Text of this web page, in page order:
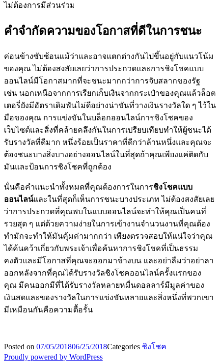
ไม่ต้องการมีส่วนร่วม
คำจำกัดความของโอกาสที่ดีในการชนะ
ค่อนข้างซับซ้อนแม้ว่าและอาจแตกต่างกันไปขึ้นอยู่กับแนวโน้ม
ของคุณ ไม่ต้องสงสัยเลยว่าการประกวดและการชิงโชคแบบ
ออนไลน์มีโอกาสมากที่จะชนะมากกว่าการจับสลากของรัฐ
เช่น นอกเหนือจากการเรียกเก็บเงินจากกระเป๋าของคุณแล้วล็อต
เตอรี่ยังมีอัตราเดิมพันไม่ดีอย่างน่าขันที่วางเงินรางวัลใด ๆ ไว้ใน
มือของคุณ การแข่งขันในบล็อกออนไลน์การชิงโชคของ
เว็บไซต์และสิ่งที่คล้ายคลึงกันในการเปรียบเทียบทำให้ผู้ชนะได้
รับรางวัลที่ดีมาก หนึ่งร้อยเป็นราคาที่ดีกว่าล้านหนึ่งและคุณจะ
ต้องชนะบางสิ่งบางอย่างออนไลน์ในที่สุดถ้าคุณเพียงแค่ติดกับ
มันและป้อนการชิงโชคที่ถูกต้อง
นั่นคือคำแนะนำทั้งหมดที่คุณต้องการในการชิงโชคแบบ
ออนไลน์และในที่สุดก็เห็นการชนะบางประเภท ไม่ต้องสงสัยเลย
ว่าการประกวดที่คุณพบในแบบออนไลน์จะทำให้คุณเป็นคนที่
รวยสุด ๆ แต่ด้วยความง่ายในการเข้างานจำนวนงานที่คุณต้อง
ทำมักจะทำให้มันคุ้มค่ามากกว่า เพียงตรวจสอบให้แน่ใจว่าคุณ
ได้ค้นคว้าเกี่ยวกับพระเจ้าเพื่อค้นหาการชิงโชคที่เป็นธรรม
คงตัวและมีโอกาสที่คุณจะออกมาข้างบน และอย่าลืมว่าอย่าลา
ออกหลังจากที่คุณได้รับรางวัลชิงโชคออนไลน์ครั้งแรกของ
คุณ มีคนออกมีที่ได้รับรางวัลหลายหมื่นดอลลาร์มีมูลค่าของ
เงินสดและของรางวัลในการแข่งขันหลายและสิ่งหนึ่งที่พวกเขา
มีเหมือนกันคือความดื้อรั้น
Posted on 07/05/201806/25/2018Categories ชิงโชค
Proudly powered by WordPress